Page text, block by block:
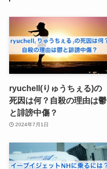
ryuchell(りゅうちぇる)の
死因は何？自殺の理由は鬱
と誹謗中傷？
2024年7月1日